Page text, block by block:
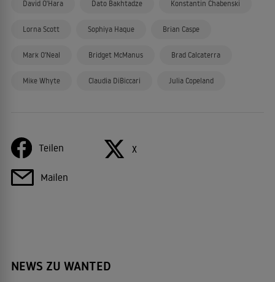
David O'Hara Dato Bakhtadze Konstantin Chabenski
Lorna Scott Sophiya Haque Brian Caspe
Mark O'Neal Bridget McManus Brad Calcaterra
Mike Whyte Claudia DiBiccari Julia Copeland
Teilen X
Mailen
NEWS ZU WANTED